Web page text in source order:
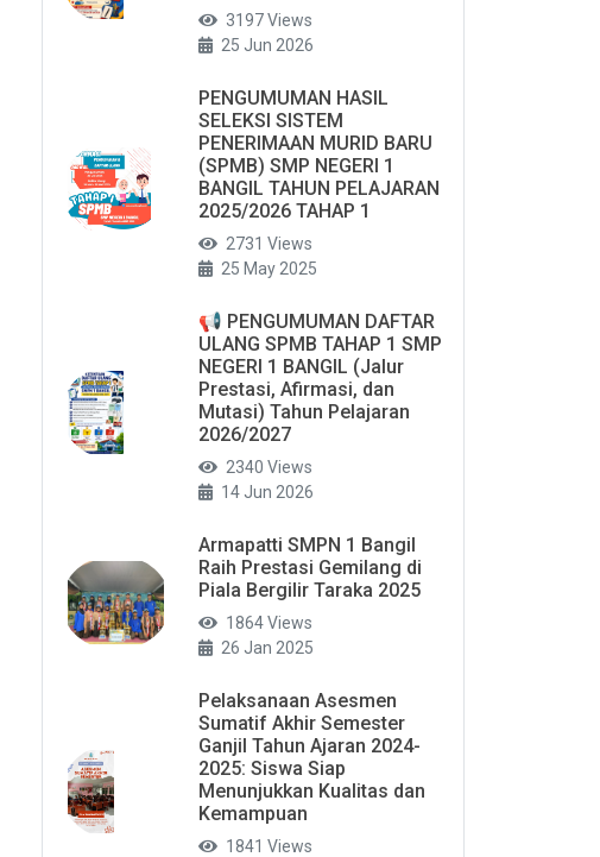
3197 Views
25 Jun 2026
PENGUMUMAN HASIL
SELEKSI SISTEM
PENERIMAAN MURID BARU
(SPMB) SMP NEGERI 1
BANGIL TAHUN PELAJARAN
2025/2026 TAHAP 1
2731 Views
25 May 2025
📢 PENGUMUMAN DAFTAR
ULANG SPMB TAHAP 1 SMP
NEGERI 1 BANGIL (Jalur
Prestasi, Afirmasi, dan
Mutasi) Tahun Pelajaran
2026/2027
2340 Views
14 Jun 2026
Armapatti SMPN 1 Bangil
Raih Prestasi Gemilang di
Piala Bergilir Taraka 2025
1864 Views
26 Jan 2025
Pelaksanaan Asesmen
Sumatif Akhir Semester
Ganjil Tahun Ajaran 2024-
2025: Siswa Siap
Menunjukkan Kualitas dan
Kemampuan
1841 Views